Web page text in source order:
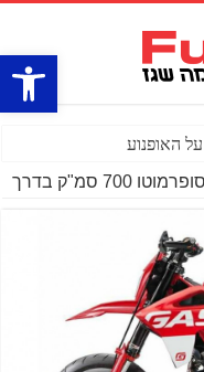
פתח
האופנוע
700 סמ"ק בדרך